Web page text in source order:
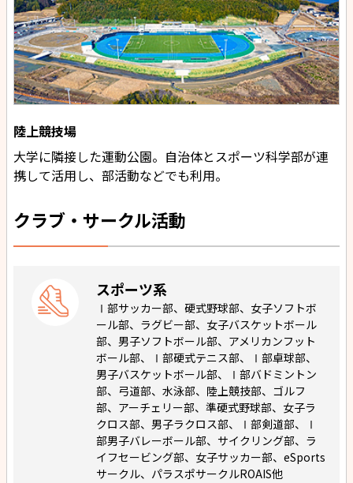
陸上競技場
大学に隣接した運動公園。自治体とスポーツ科学部が連
携して活用し、部活動などでも利用。
クラブ・サークル活動
スポーツ系
Ⅰ部サッカー部、硬式野球部、女子ソフトボ
ール部、ラグビー部、女子バスケットボール
部、男子ソフトボール部、アメリカンフット
ボール部、Ⅰ部硬式テニス部、Ⅰ部卓球部、
男子バスケットボール部、Ⅰ部バドミントン
部、弓道部、水泳部、陸上競技部、ゴルフ
部、アーチェリー部、準硬式野球部、女子ラ
クロス部、男子ラクロス部、Ⅰ部剣道部、Ⅰ
部男子バレーボール部、サイクリング部、ラ
イフセービング部、女子サッカー部、eSports
サークル、パラスポサークルROAIS他